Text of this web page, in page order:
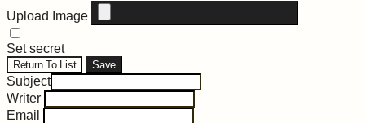
Upload Image
Set secret
Return To List Save
Subject
Writer
Email